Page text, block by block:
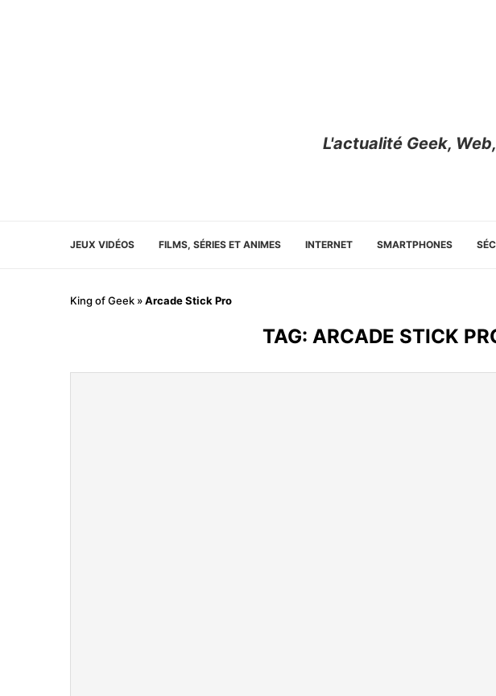
L'actualité Geek,
JEUX VIDÉOS FILMS, SÉRIES ET ANIMES INTERNET SMARTPHONES
King of Geek »Arcade Stick Pro
TAG:ARCADE STICK